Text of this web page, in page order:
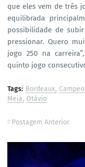
que eles vem de três
equilibrada
possibilidade de
pressionar. Quero
jogo 250 na
quinto jogo
Tags: Bordeaux
Meia Otávio
Postagem Anterior